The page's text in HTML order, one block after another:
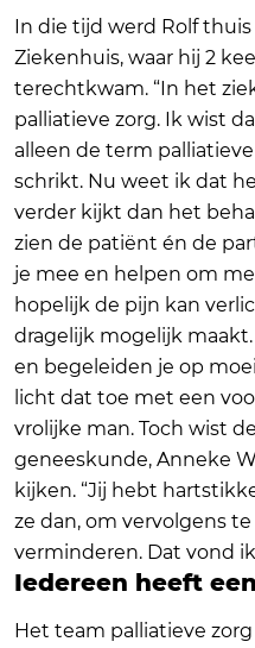
In die tijd werd Rolf
Ziekenhuis, waar hij 2
terechtkwam. “In het
palliatieve zorg. Ik wist
alleen de term
schrikt. Nu weet ik dat
verder kijkt dan het
zien de patiënt én de
je mee en helpen om
hopelijk de pijn kan
dragelijk mogelijk
en begeleiden je op
licht dat toe met een
vrolijke man. Toch wist
geneeskunde, Anneke
kijken. “Jij hebt
ze dan, om vervolgens
verminderen. Dat vond ik
Iedereen heeft
Het team palliatieve